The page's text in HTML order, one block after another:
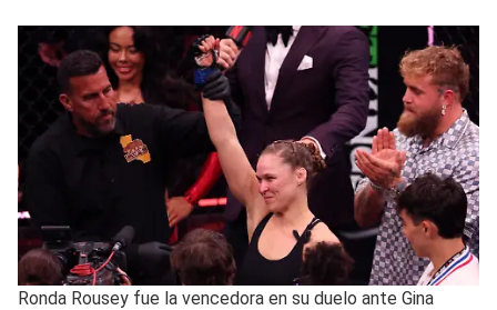
Ronda Rousey fue la vencedora en su duelo ante Gina